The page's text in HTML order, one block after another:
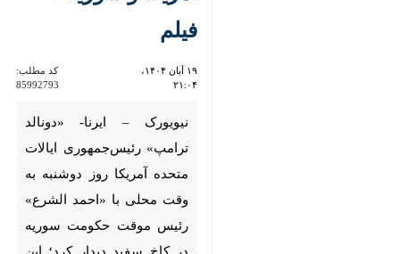
۱۹ آبان ۱۴۰۴، ۲۱:۰۴
نیویورک – ایرنا- «دونالد ترامپ»
رئیس‌جمهوری ایالات متحده
آمریکا روز دوشنبه به وقت
محلی با «احمد الشرع» رئیس
موقت حکومت سوریه در کاخ
سفید دیدار کرد؛ این دیدار در
حالی انجام شد که شورشی
سابق، حالا به عنوان «نخستین»